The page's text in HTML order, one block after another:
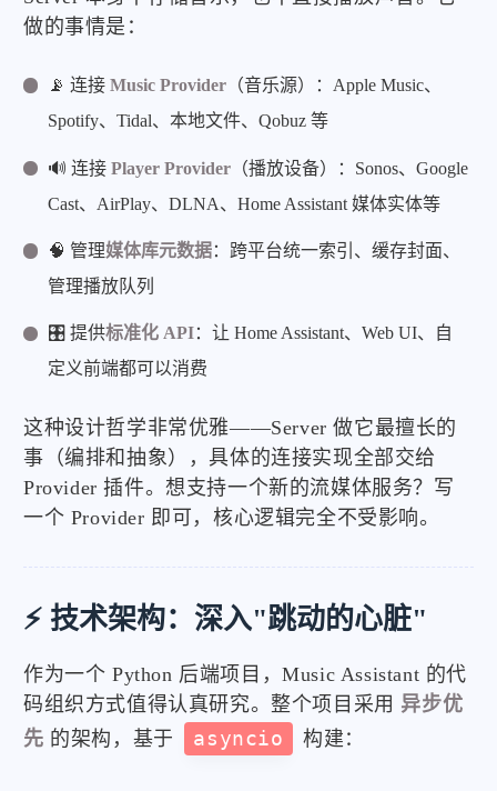
做的事情是：
📡 连接Music Provider （音乐源）：Apple Music、
Spotify、Tidal、本地文件、Qobuz 等
🔊 连接Player Provider （播放设备）：Sonos、Google
Cast、AirPlay、DLNA、Home Assistant 媒体实体等
🧠 管理媒体库元数据：跨平台统一索引、缓存封面、
管理播放队列
🎛️ 提供标准化 API：让 Home Assistant、Web UI、自
定义前端都可以消费
这种设计哲学非常优雅——Server 做它最擅长的
事（编排和抽象），具体的连接实现全部交给
Provider 插件。想支持一个新的流媒体服务？写
一个 Provider 即可，核心逻辑完全不受影响。
⚡ 技术架构：深入"跳动的心脏"
作为一个 Python 后端项目，Music Assistant 的代
码组织方式值得认真研究。整个项目采用 异步优
先 的架构，基于 asyncio 构建：